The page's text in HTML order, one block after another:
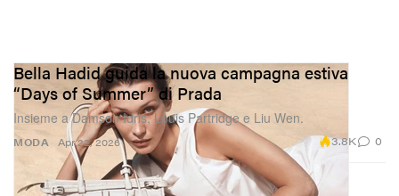
MODA
Bella Hadid guida la nuova campagna estiva
“Days of Summer” di Prada
Insieme a Damson Idris, Louis Partridge e Liu Wen.
Apr 22, 2026 3.8K 0